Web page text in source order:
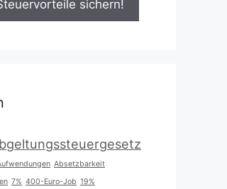
Absetzbarkeit
7% 400-Euro-Job 19%